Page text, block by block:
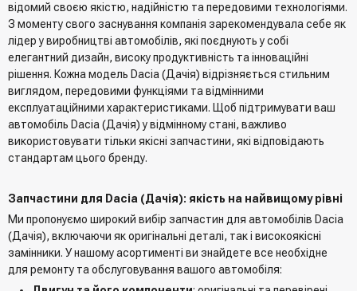
відомий своєю якістю, надійністю та передовими технологіями.
З моменту свого заснування компанія зарекомендувала себе як
лідер у виробництві автомобілів, які поєднують у собі
елегантний дизайн, високу продуктивність та інноваційні
рішення. Кожна модель Dacia (Дачія) відрізняється стильним
виглядом, передовими функціями та відмінними
експлуатаційними характеристиками. Щоб підтримувати ваш
автомобіль Dacia (Дачія) у відмінному стані, важливо
використовувати тільки якісні запчастини, які відповідають
стандартам цього бренду.
Запчастини для Dacia (Дачія): якість на найвищому рівні
Ми пропонуємо широкий вибір запчастин для автомобілів Dacia
(Дачія), включаючи як оригінальні деталі, так і високоякісні
замінники. У нашому асортименті ви знайдете все необхідне
для ремонту та обслуговування вашого автомобіля: